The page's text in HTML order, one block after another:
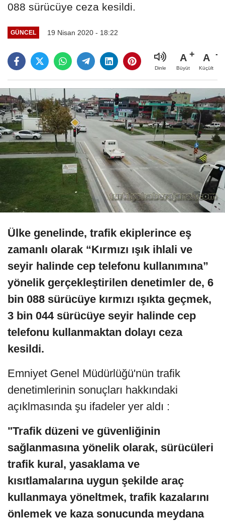
088 sürücüye ceza kesildi.
GÜNCEL 19 Nisan 2020 - 18:22
Dinle
A
Büyüt
A
Küçült
Ülke genelinde, trafik ekiplerince eş
zamanlı olarak “Kırmızı ışık ihlali ve
seyir halinde cep telefonu kullanımına”
yönelik gerçekleştirilen denetimler de, 6
bin 088 sürücüye kırmızı ışıkta geçmek,
3 bin 044 sürücüye seyir halinde cep
telefonu kullanmaktan dolayı ceza
kesildi.
Emniyet Genel Müdürlüğü'nün trafik
denetimlerinin sonuçları hakkındaki
açıklmasında şu ifadeler yer aldı :
"Trafik düzeni ve güvenliğinin
sağlanmasına yönelik olarak, sürücüleri
trafik kural, yasaklama ve
kısıtlamalarına uygun şekilde araç
kullanmaya yöneltmek, trafik kazalarını
önlemek ve kaza sonucunda meydana